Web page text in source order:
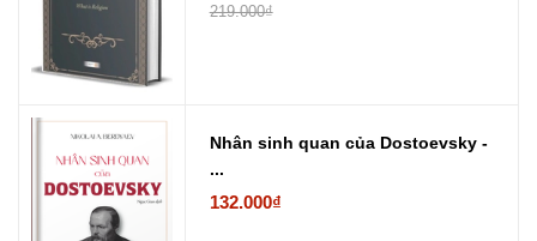
219.000₫
Nhân sinh quan của Dostoevsky -
...
132.000₫